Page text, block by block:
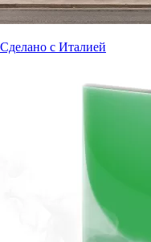
Сделано с Италией